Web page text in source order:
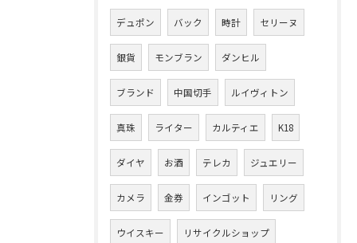
デュポン バック 時計 セリーヌ
銀貨 モンブラン ダンヒル
ブランド 中国切手 ルイヴィトン
真珠 ライター カルティエ K18
ダイヤ お酒 テレカ ジュエリー
カメラ 金券 インゴット リング
ウイスキー リサイクルショップ